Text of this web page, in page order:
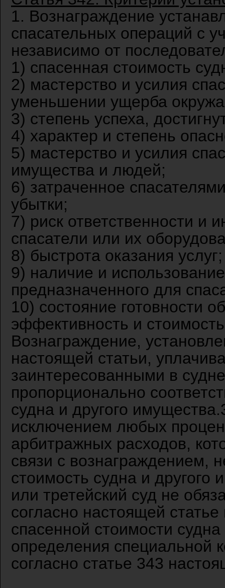
1. Вознаграждение
спасательных операций с
независимо от
1) спасенная стоимость
2) мастерство и усилия
уменьшении ущерба
3) степень успеха,
4) характер и степень
5) мастерство и усилия
имущества и людей;
6) затраченное
убытки;
7) риск ответственности и
спасатели или их
8) быстрота оказания услуг;
9) наличие и
предназначенного для
10) состояние готовности
эффективность и
Вознаграждение,
настоящей статьи,
заинтересованными в
пропорционально
судна и другого
исключением любых
арбитражных расходов,
связи с вознаграждением,
стоимость судна и
или третейский суд не
согласно настоящей
спасенной стоимости
определения специальной
согласно статье 343